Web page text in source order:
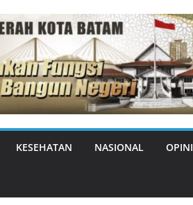
KESEHATAN NASIONAL OPINI